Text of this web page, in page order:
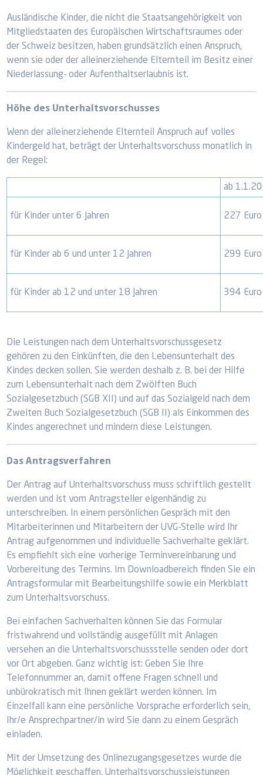
Ausländische Kinder, die nicht die Staatsangehörigkeit von
Mitgliedstaaten des Europäischen Wirtschaftsraumes oder
der Schweiz besitzen, haben grundsätzlich einen Anspruch,
wenn sie oder der alleinerziehende Elternteil im Besitz einer
Niederlassung- oder Aufenthaltserlaubnis ist.
Höhe des Unterhaltsvorschusses
Wenn der alleinerziehende Elternteil Anspruch auf volles
Kindergeld hat, beträgt der Unterhaltsvorschuss monatlich in
der Regel:
ab
für Kinder unter 6 Jahren 227 Euro
für Kinder ab 6 und unter 12 Jahren 299 Euro
für Kinder ab 12 und unter 18 Jahren 394 Euro
Die Leistungen nach dem Unterhaltsvorschussgesetz
gehören zu den Einkünften, die den Lebensunterhalt des
Kindes decken sollen. Sie werden deshalb z. B. bei der Hilfe
zum Lebensunterhalt nach dem Zwölften Buch
Sozialgesetzbuch (SGB XII) und auf das Sozialgeld nach dem
Zweiten Buch Sozialgesetzbuch (SGB II) als Einkommen des
Kindes angerechnet und mindern diese Leistungen.
Das Antragsverfahren
Der Antrag auf Unterhaltsvorschuss muss schriftlich gestellt
werden und ist vom Antragsteller eigenhändig zu
unterschreiben. In einem persönlichen Gespräch mit den
Mitarbeiterinnen und Mitarbeitern der UVG-Stelle wird Ihr
Antrag aufgenommen und individuelle Sachverhalte geklärt.
Es empfiehlt sich eine vorherige Terminvereinbarung und
Vorbereitung des Termins. Im Downloadbereich finden Sie ein
Antragsformular mit Bearbeitungshilfe sowie ein Merkblatt
zum Unterhaltsvorschuss.
Bei einfachen Sachverhalten können Sie das Formular
fristwahrend und vollständig ausgefüllt mit Anlagen
versehen an die Unterhaltsvorschussstelle senden oder dort
vor Ort abgeben. Ganz wichtig ist: Geben Sie Ihre
Telefonnummer an, damit offene Fragen schnell und
unbürokratisch mit Ihnen geklärt werden können. Im
Einzelfall kann eine persönliche Vorsprache erforderlich sein,
Ihr/e Ansprechpartner/in wird Sie dann zu einem Gespräch
einladen.
Mit der Umsetzung des Onlinezugangsgesetzes wurde die
Möglichkeit geschaffen, Unterhaltsvorschussleistungen